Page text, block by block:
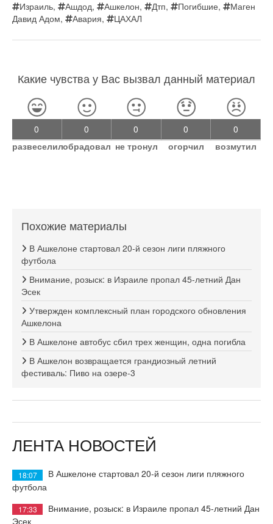
Израиль, Ашдод, Ашкелон, Дтп, Погибшие,
Маген
Давид Адом, Авария, ЦАХАЛ
Какие чувства у Вас вызвал данный материал
0
развеселил
0
обрадовал
0
не тронул
0
огорчил
0
возмутил
Похожие материалы
В Ашкелоне стартовал 20-й сезон лиги пляжного
футбола
Внимание, розыск: в Израиле пропал 45-летний Дан
Эсек
Утвержден комплексный план городского обновления
Ашкелона
В Ашкелоне автобус сбил трех женщин, одна погибла
В Ашкелон возвращается грандиозный летний
фестиваль: Пиво на озере-3
ЛЕНТА НОВОСТЕЙ
18:07
В Ашкелоне стартовал 20-й сезон лиги пляжного
футбола
17:33
Внимание, розыск: в Израиле пропал 45-летний Дан
Эсек